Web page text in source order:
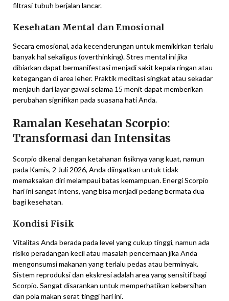
filtrasi tubuh berjalan lancar.
Kesehatan Mental dan Emosional
Secara emosional, ada kecenderungan untuk memikirkan terlalu
banyak hal sekaligus (overthinking). Stres mental ini jika
dibiarkan dapat bermanifestasi menjadi sakit kepala ringan atau
ketegangan di area leher. Praktik meditasi singkat atau sekadar
menjauh dari layar gawai selama 15 menit dapat memberikan
perubahan signifikan pada suasana hati Anda.
Ramalan Kesehatan Scorpio:
Transformasi dan Intensitas
Scorpio dikenal dengan ketahanan fisiknya yang kuat, namun
pada Kamis, 2 Juli 2026, Anda diingatkan untuk tidak
memaksakan diri melampaui batas kemampuan. Energi Scorpio
hari ini sangat intens, yang bisa menjadi pedang bermata dua
bagi kesehatan.
Kondisi Fisik
Vitalitas Anda berada pada level yang cukup tinggi, namun ada
risiko peradangan kecil atau masalah pencernaan jika Anda
mengonsumsi makanan yang terlalu pedas atau berminyak.
Sistem reproduksi dan ekskresi adalah area yang sensitif bagi
Scorpio. Sangat disarankan untuk memperhatikan kebersihan
dan pola makan serat tinggi hari ini.